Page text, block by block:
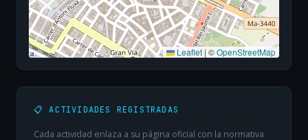
Leaflet | ©OpenStreetMap
📋 ACTIVIDADES REGISTRADAS
Cada actividad enlaza a su página oficial con la normativa